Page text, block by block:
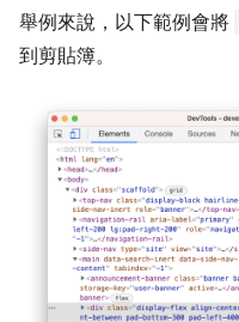
舉例來說，以下範例會將
到剪貼簿。